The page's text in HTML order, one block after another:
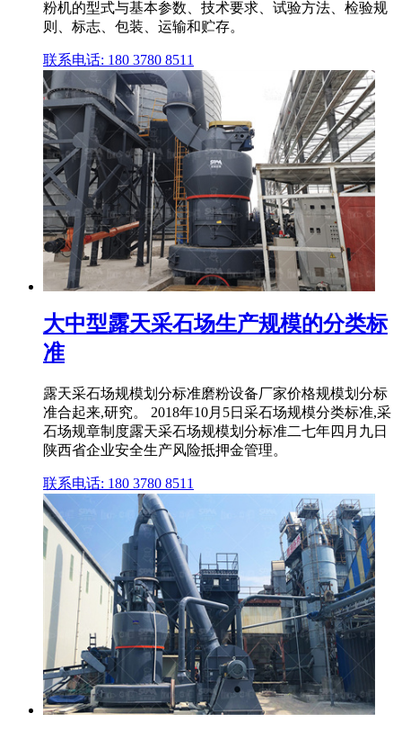
粉机的型式与基本参数、技术要求、试验方法、检验规
则、标志、包装、运输和贮存。
联系电话: 180 3780 8511
大中型露天采石场生产规模的分类标
准
露天采石场规模划分标准磨粉设备厂家价格规模划分标
准合起来,研究。 2018年10月5日采石场规模分类标准,采
石场规章制度露天采石场规模划分标准二七年四月九日
陕西省企业安全生产风险抵押金管理。
联系电话: 180 3780 8511